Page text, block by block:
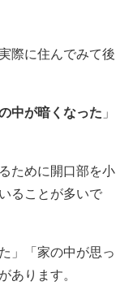
際に住んでみて後
中が暗くなった 」
ために開口部を小
ることが多いで
」「家の中が思っ
あります。